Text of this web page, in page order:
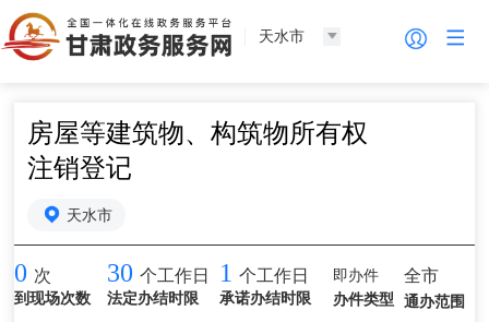
天水市
房屋等建筑物、构筑物所有权
注销登记
天水市
0 次
到现场次数
30 个工作日
法定办结时限
1 个工作日
承诺办结时限
即办件
办件类型
全市
通办范围